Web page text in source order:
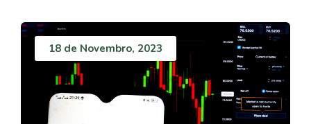
18 de Novembro, 2023